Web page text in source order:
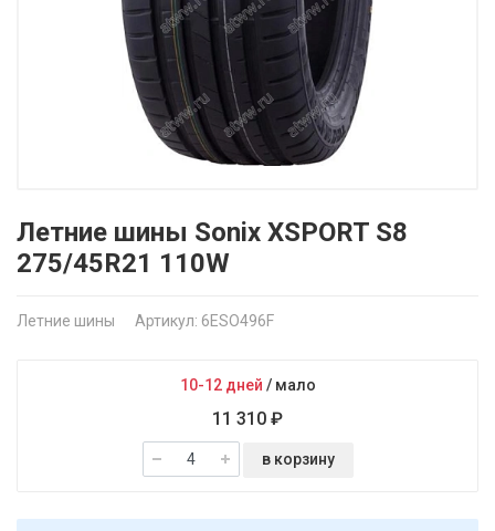
Летние шины Sonix XSPORT S8
275/45R21 110W
Летние шины Артикул: 6ESO496F
10-12 дней / мало
11 310 ₽
в корзину